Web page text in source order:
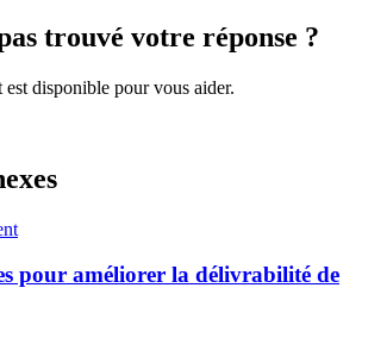
trouvé votre réponse ?
disponible pour vous aider.
pour améliorer la délivrabilité de